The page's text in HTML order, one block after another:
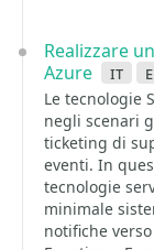
Realizzare
Azure
it
Le tecnologie
negli scenari
ticketing di
eventi. In
tecnologie
minimale
notifiche